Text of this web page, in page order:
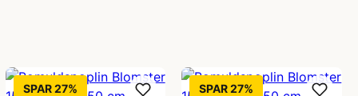
SPAR 27% SPAR 27%